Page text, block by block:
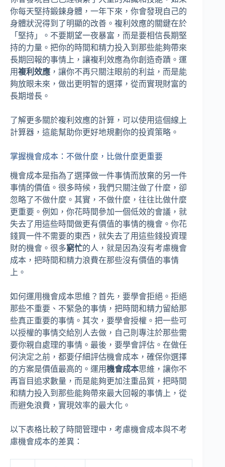
你每天堅持鍛鍊身體，一年下來，你會發現自己的
身體狀況得到了明顯的改善。複利效應的關鍵在於
「堅持」。不要期望一夜暴富，而是要相信長期堅
持的力量。把你的時間和精力投入到那些能夠帶來
長期回報的事情上，讓複利效應為你創造奇蹟。運
用複利效應 ，讓你不再只關注眼前的利益，而是能
夠放眼未來，做出更明智的選擇，從而實現財富的
長期增長。
了解更多關於複利效應的計算，可以使用這個線上
計算器，這能幫助你更好地規劃你的投資策略。
掌握機會成本：不做什麼，比做什麼更重要
機會成本是指為了選擇做一件事情而放棄的另一件
事情的價值。很多時候，我們只關注做了什麼，卻
忽略了不做什麼。其實，不做什麼，往往比做什麼
更重要。例如，你花時間參加一個低效的會議，就
失去了用這些時間做更有價值的事情的機會。你花
錢買一件不需要的東西，就失去了用這些錢投資理
財的機會。很多窮忙的人，就是因為沒有考慮機會
成本，把時間和精力浪費在那些沒有價值的事情
上。
如何運用機會成本思維？首先，要學會拒絕。拒絕
那些不重要、不緊急的事情，把時間和精力留給那
些真正重要的事情。其次，要學會授權。把一些可
以授權的事情交給別人去做，自己則專注於那些需
要你親自處理的事情。最後，要學會評估。在做任
何決定之前，都要仔細評估機會成本，確保你選擇
的方案是價值最高的。運用機會成本思維，讓你不
再盲目追求數量，而是能夠更加注重品質，把時間
和精力投入到那些能夠帶來最大回報的事情上，從
而避免浪費，實現效率的最大化。
以下表格比較了時間管理中，考慮機會成本與不考
慮機會成本的差異：